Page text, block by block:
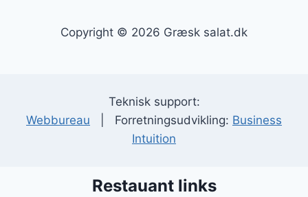
Copyright © 2026 Græsk salat.dk
Teknisk support:
Webbureau | Forretningsudvikling: Business
Intuition
Restauant links